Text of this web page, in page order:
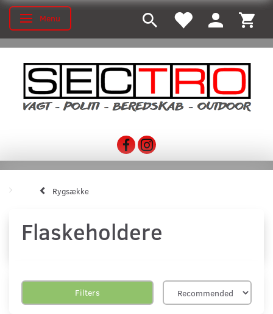
Toggle navigation
Menu
Rygsække
Flaskeholdere
Filters